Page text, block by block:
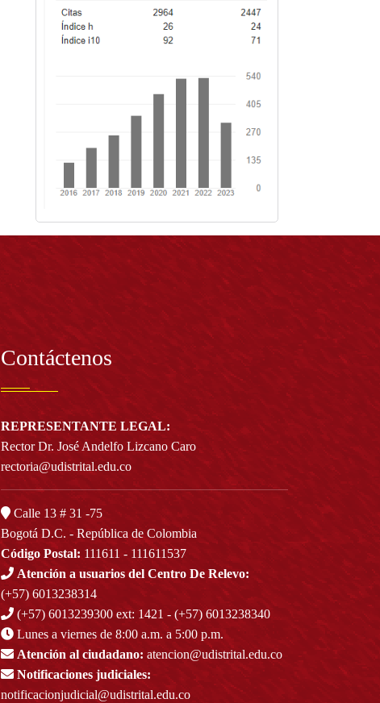
Contáctenos
REPRESENTANTE LEGAL:
Rector Dr. José Andelfo Lizcano Caro
rectoria@udistrital.edu.co
Calle 13 # 31 -75
Bogotá D.C. - República de Colombia
Código Postal: 111611 - 111611537
Atención a usuarios del Centro De Relevo:
(+57) 6013238314
(+57) 6013239300 ext: 1421 - (+57) 6013238340
Lunes a viernes de 8:00 a.m. a 5:00 p.m.
Atención al ciudadano: atencion@udistrital.edu.co
Notificaciones judiciales:
notificacionjudicial@udistrital.edu.co